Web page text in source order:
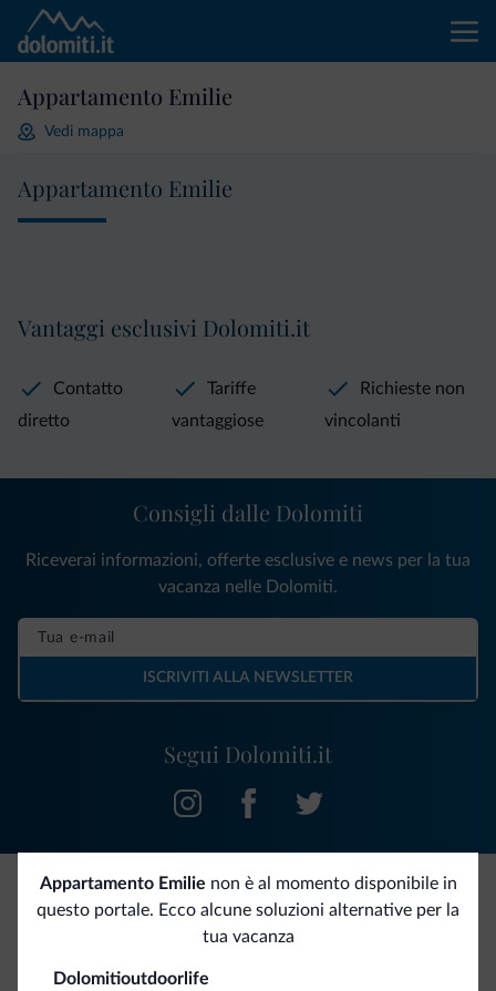
Appartamento Emilie
Vedi mappa
Appartamento Emilie
Appartamento Emilie non è al momento disponibile in
questo portale. Ecco alcune soluzioni alternative per la
tua vacanza
Dolomitioutdoorlife
Vantaggi esclusivi Dolomiti.it
Contatto
diretto
Tariffe
vantaggiose
Richieste non
vincolanti
Segui Dolomiti.it
Consigli dalle Dolomiti
Riceverai informazioni, offerte esclusive e news per la tua
vacanza nelle Dolomiti.
ISCRIVITI ALLA NEWSLETTER
Be Original, scopri la nuova collezione
Dolomiti.it!